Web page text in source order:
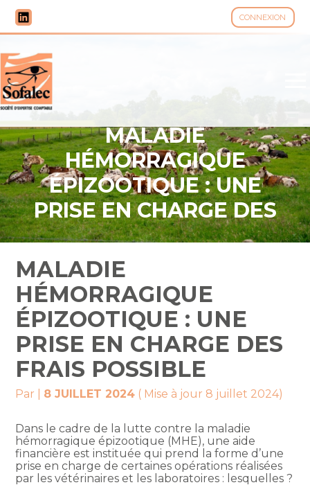
CONNEXION
Aller
au
contenu
MALADIE
HÉMORRAGIQUE
ÉPIZOOTIQUE : UNE
PRISE EN CHARGE DES
FRAIS POSSIBLE
MALADIE
HÉMORRAGIQUE
ÉPIZOOTIQUE : UNE
PRISE EN CHARGE DES
FRAIS POSSIBLE
Par 8 JUILLET 2024 ( Mise à jour 8 juillet 2024)
Dans le cadre de la lutte contre la maladie
hémorragique épizootique (MHE), une aide
financière est instituée qui prend la forme d’une
prise en charge de certaines opérations réalisées
par les vétérinaires et les laboratoires : lesquelles ?